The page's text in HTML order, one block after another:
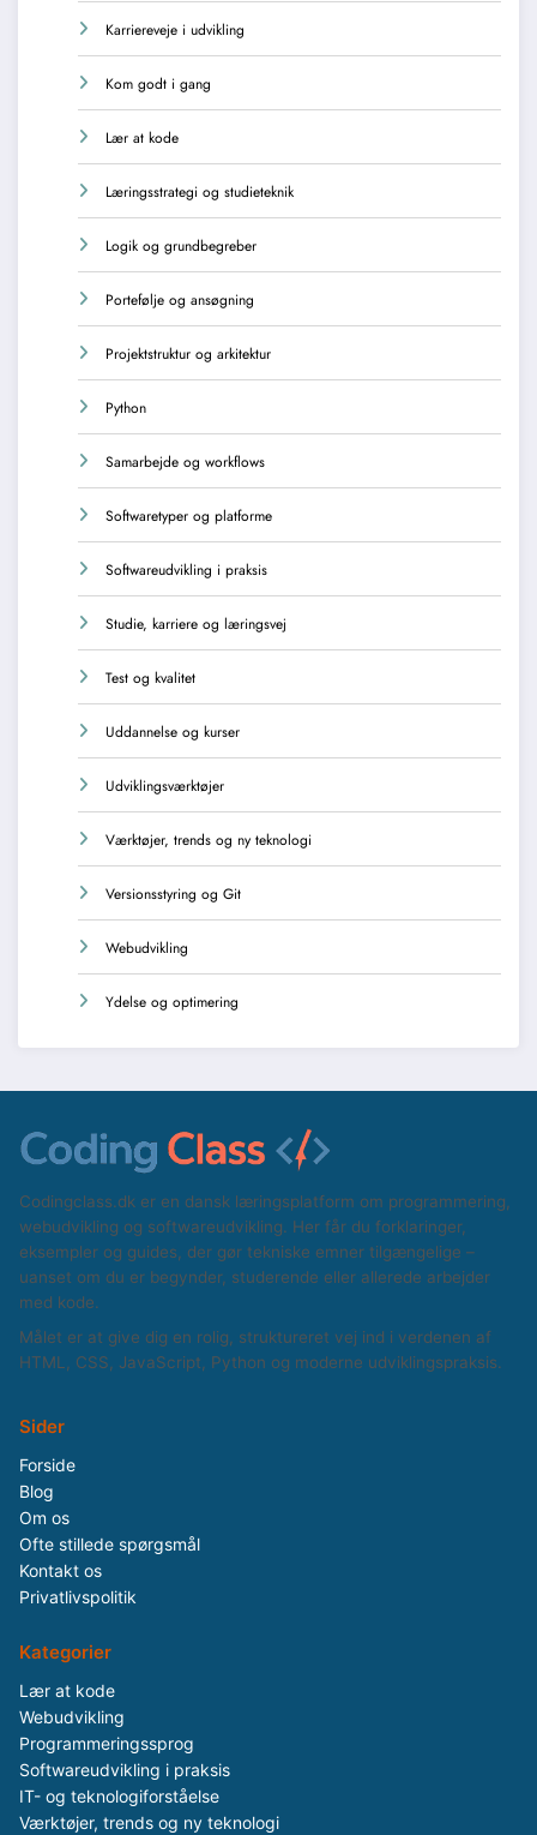
Karriereveje i udvikling
Kom godt i gang
Lær at kode
Læringsstrategi og studieteknik
Logik og grundbegreber
Portefølje og ansøgning
Projektstruktur og arkitektur
Python
Samarbejde og workflows
Softwaretyper og platforme
Softwareudvikling i praksis
Studie, karriere og læringsvej
Test og kvalitet
Uddannelse og kurser
Udviklingsværktøjer
Værktøjer, trends og ny teknologi
Versionsstyring og Git
Webudvikling
Ydelse og optimering
Codingclass.dk er en dansk læringsplatform om programmering,
webudvikling og softwareudvikling. Her får du forklaringer,
eksempler og guides, der gør tekniske emner tilgængelige –
uanset om du er begynder, studerende eller allerede arbejder
med kode.
Målet er at give dig en rolig, struktureret vej ind i verdenen af
HTML, CSS, JavaScript, Python og moderne udviklingspraksis.
Sider
Forside
Blog
Om os
Ofte stillede spørgsmål
Kontakt os
Privatlivspolitik
Kategorier
Lær at kode
Webudvikling
Programmeringssprog
Softwareudvikling i praksis
IT- og teknologiforståelse
Værktøjer, trends og ny teknologi